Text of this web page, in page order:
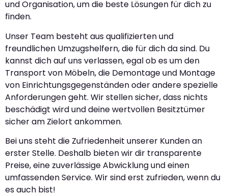
und Organisation, um die beste Lösungen für dich zu
finden.
Unser Team besteht aus qualifizierten und
freundlichen Umzugshelfern, die für dich da sind. Du
kannst dich auf uns verlassen, egal ob es um den
Transport von Möbeln, die Demontage und Montage
von Einrichtungsgegenständen oder andere spezielle
Anforderungen geht. Wir stellen sicher, dass nichts
beschädigt wird und deine wertvollen Besitztümer
sicher am Zielort ankommen.
Bei uns steht die Zufriedenheit unserer Kunden an
erster Stelle. Deshalb bieten wir dir transparente
Preise, eine zuverlässige Abwicklung und einen
umfassenden Service. Wir sind erst zufrieden, wenn du
es auch bist!